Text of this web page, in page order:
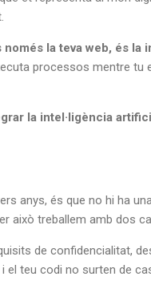
la teva web, és la
processos mentre tu
la intel·ligència
anys, és que no hi ha
això treballem amb dos
de confidencialitat,
teu codi no surten de